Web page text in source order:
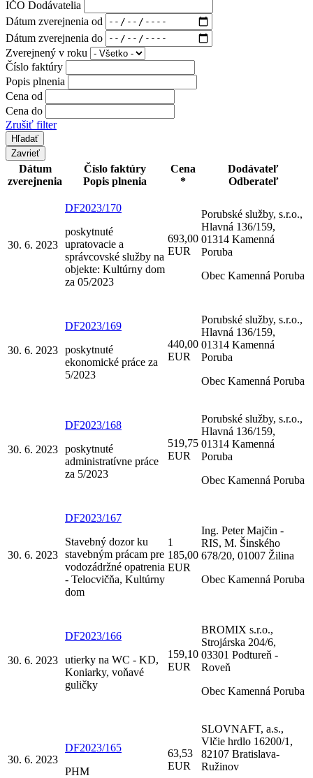
IČO Dodávatelia
Dátum zverejnenia od
Dátum zverejnenia do
Zverejnený v roku
Číslo faktúry
Popis plnenia
Cena od
Cena do
Zrušiť filter
Zavrieť
Dátum
zverejnenia
Číslo faktúry
Popis plnenia
Cena
*
Dodávateľ
Odberateľ
30. 6. 2023
DF2023/170
poskytnuté
upratovacie a
správcovské služby na
objekte: Kultúrny dom
za 05/2023
693,00
EUR
Porubské služby, s.r.o.,
Hlavná 136/159,
01314 Kamenná
Poruba
Obec Kamenná Poruba
30. 6. 2023
DF2023/169
poskytnuté
ekonomické práce za
5/2023
440,00
EUR
Porubské služby, s.r.o.,
Hlavná 136/159,
01314 Kamenná
Poruba
Obec Kamenná Poruba
30. 6. 2023
DF2023/168
poskytnuté
administratívne práce
za 5/2023
519,75
EUR
Porubské služby, s.r.o.,
Hlavná 136/159,
01314 Kamenná
Poruba
Obec Kamenná Poruba
30. 6. 2023
DF2023/167
Stavebný dozor ku
stavebným prácam pre
vodozádržné opatrenia
- Telocvičňa, Kultúrny
dom
1
185,00
EUR
Ing. Peter Majčin -
RIS, M. Šinského
678/20, 01007 Žilina
Obec Kamenná Poruba
30. 6. 2023
DF2023/166
utierky na WC - KD,
Koniarky, voňavé
guličky
159,10
EUR
BROMIX s.r.o.,
Strojárska 204/6,
03301 Podtureň -
Roveň
Obec Kamenná Poruba
30. 6. 2023
DF2023/165
PHM
63,53
EUR
SLOVNAFT, a.s.,
Vlčie hrdlo 16200/1,
82107 Bratislava-
Ružinov